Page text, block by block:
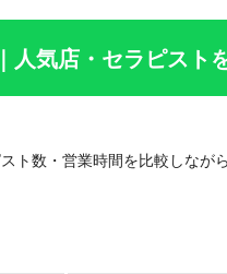
人気店・セラピスト
ト数・営業時間を比較しなが